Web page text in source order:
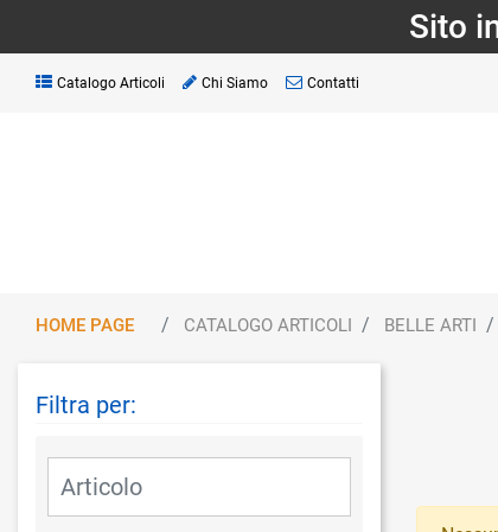
Sito
Catalogo Articoli Chi Siamo Contatti
HOME PAGE CATALOGO ARTICOLI BELLE ARTI
Filtra per: